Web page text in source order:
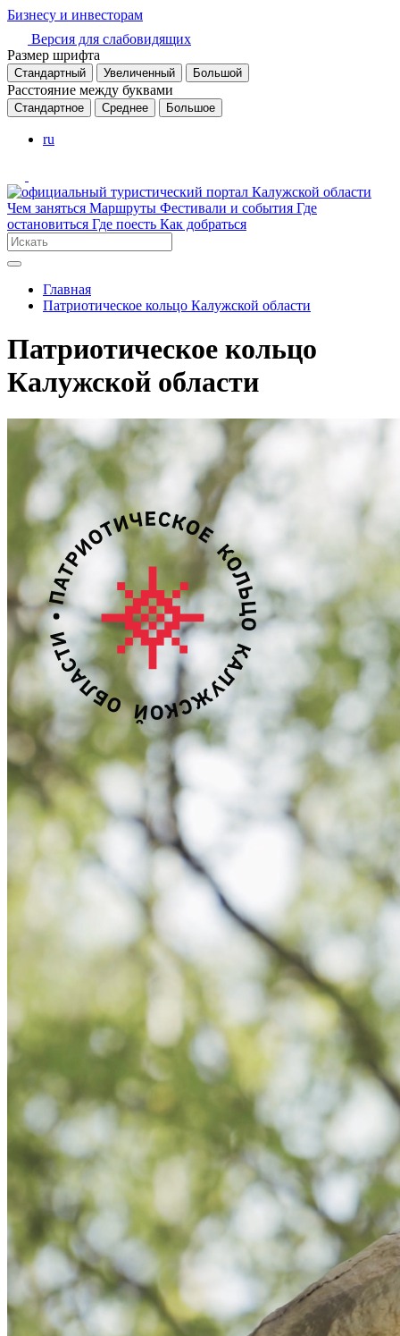
Бизнесу и инвесторам
Версия для слабовидящих
Размер шрифта
Стандартный Увеличенный Большой
Расстояние между буквами
Стандартное Среднее Большое
ru
Чем заняться Маршруты Фестивали и события Где
остановиться Где поесть Как добраться
Главная
Патриотическое кольцо Калужской области
Патриотическое кольцо
Калужской области